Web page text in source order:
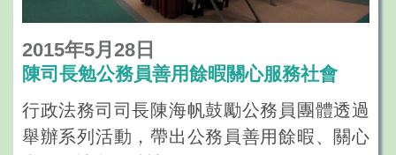
2015年5月28日
陳司長勉公務員善用餘暇關心服務社會
行政法務司司長陳海帆鼓勵公務員團體透過
舉辦系列活動，帶出公務員善用餘暇、關心